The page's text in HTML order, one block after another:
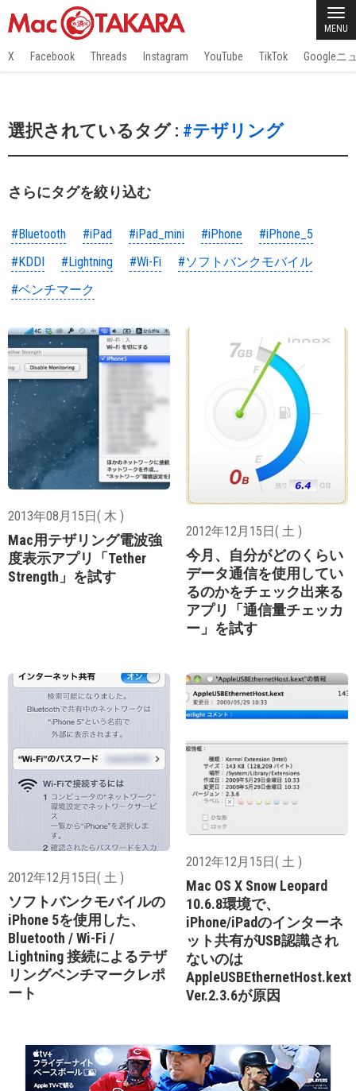
MENU
X Facebook Threads Instagram YouTube TikTok Googleニ
選択されているタグ : #テザリング
さらにタグを絞り込む
#Bluetooth #iPad #iPad_mini #iPhone
#iPhone_5
#KDDI
#Lightning #Wi-Fi
#ソフトバンクモバイル
#ベンチマーク
2013年08月15日( 木 )
Mac用テザリング電波強
度表示アプリ「Tether
Strength」を試す
2012年12月15日( 土 )
今月、自分がどのくらい
データ通信を使用してい
るのかをチェック出来る
アプリ「通信量チェッカ
ー」を試す
2012年12月15日( 土 )
ソフトバンクモバイルの
iPhone 5を使用した、
Bluetooth / Wi-Fi /
Lightning 接続によるテザ
リングベンチマークレポ
ート
2012年12月15日( 土 )
Mac OS X Snow Leopard
10.6.8環境で、
iPhone/iPadのインターネ
ット共有がUSB認識され
ないのは
AppleUSBEthernetHost.kext
Ver.2.3.6が原因